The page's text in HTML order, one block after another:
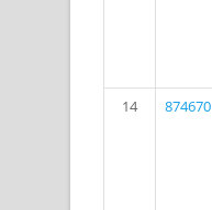
14
874670